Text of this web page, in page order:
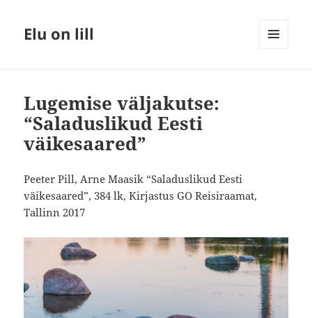
Elu on lill
Lugemise väljakutse:
“Saladuslikud Eesti
väikesaared”
Peeter Pill, Arne Maasik “Saladuslikud Eesti
väikesaared”, 384 lk, Kirjastus GO Reisiraamat,
Tallinn 2017